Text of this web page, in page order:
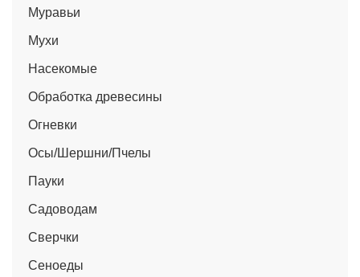
Муравьи
Мухи
Насекомые
Обработка древесины
Огневки
Осы/Шершни/Пчелы
Пауки
Садоводам
Сверчки
Сеноеды